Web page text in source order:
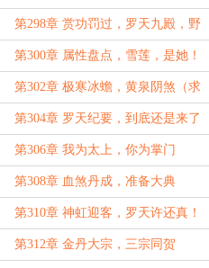
说？
第298章 赏功罚过，罗天九殿，野
蛮生长，直至参天！
第300章 属性盘点，雪莲，是她！
第302章 极寒冰蟾，黄泉阴煞（求
月票）
第304章 罗天纪要，到底还是来了
第306章 我为太上，你为掌门
第308章 血煞丹成，准备大典
第310章 神虹迎客，罗天许还真！
第312章 金丹大宗，三宗同贺